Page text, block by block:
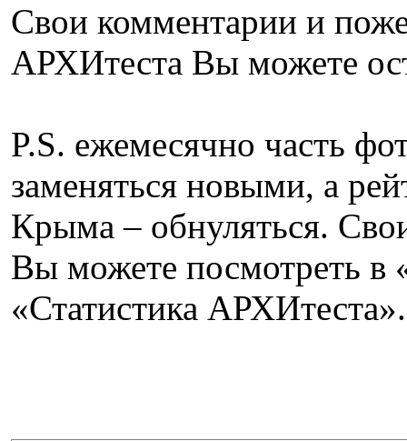
Свои комментарии и
АРХИтеста Вы можете
P.S. ежемесячно часть
заменяться новыми, а
Крыма – обнуляться.
Вы можете посмотреть в
«Статистика АРХИтеста».